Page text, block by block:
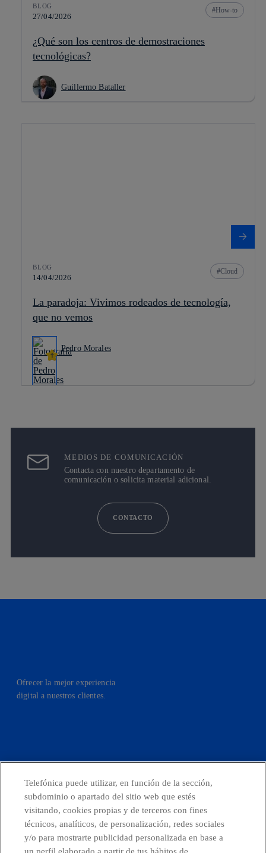
BLOG
27/04/2026
How-to
¿Qué son los centros de demostraciones
tecnológicas?
Guillermo Bataller
BLOG
14/04/2026
Cloud
La paradoja: Vivimos rodeados de tecnología,
que no vemos
Pedro Morales
MEDIOS DE COMUNICACIÓN
Contacta con nuestro departamento de
comunicación o solicita material adicional.
CONTACTO
Ofrecer la mejor experiencia
digital a nuestros clientes.
CONTACTO
Telefónica puede utilizar, en función de la sección,
subdominio o apartado del sitio web que estés
visitando, cookies propias y de terceros con fines
técnicos, analíticos, de personalización, redes sociales
y/o para mostrarte publicidad personalizada en base a